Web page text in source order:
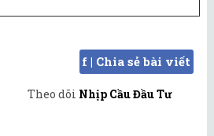
f | Chia sẻ bài viết
Theo dõi Nhịp Cầu Đầu Tư